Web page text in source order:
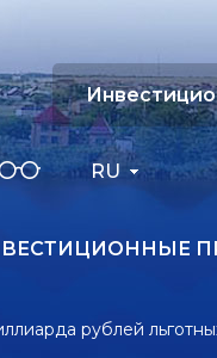
RU
рублей